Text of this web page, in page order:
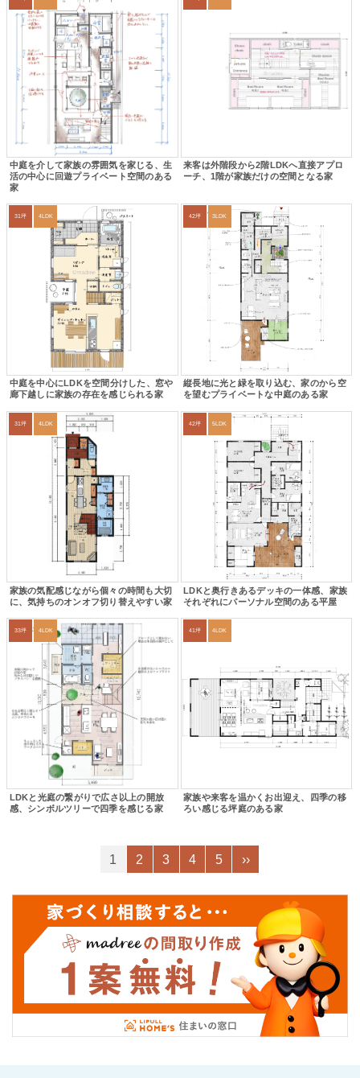
中庭を介して家族の雰囲気を家じる、生
活の中心に回遊プライベート空間のある
家
来客は外階段から2階LDKへ直接アプロ
ーチ、1階が家族だけの空間となる家
31坪 4LDK
中庭を中心にLDKを空間分けした、窓や
廊下越しに家族の存在を感じられる家
42坪 3LDK
縦長地に光と緑を取り込む、家のから空
を望むプライベートな中庭のある家
31坪 4LDK
家族の気配感じながら個々の時間も大切
に、気持ちのオンオフ切り替えやすい家
42坪 5LDK
LDKと奥行きあるデッキの一体感、家族
それぞれにパーソナル空間のある平屋
33坪 4LDK
LDKと光庭の繋がりで広さ以上の開放
感、シンボルツリーで四季を感じる家
41坪 4LDK
家族や来客を温かくお出迎え、四季の移
ろい感じる坪庭のある家
1 2 3 4 5 ››